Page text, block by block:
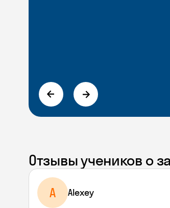
Отзывы учеников о
A Alexey